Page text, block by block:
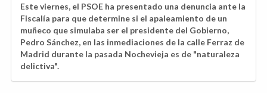
Este viernes, el PSOE ha presentado una denuncia ante la
Fiscalía para que determine si el apaleamiento de un
muñeco que simulaba ser el presidente del Gobierno,
Pedro Sánchez, en las inmediaciones de la calle Ferraz de
Madrid durante la pasada Nochevieja es de "naturaleza
delictiva".